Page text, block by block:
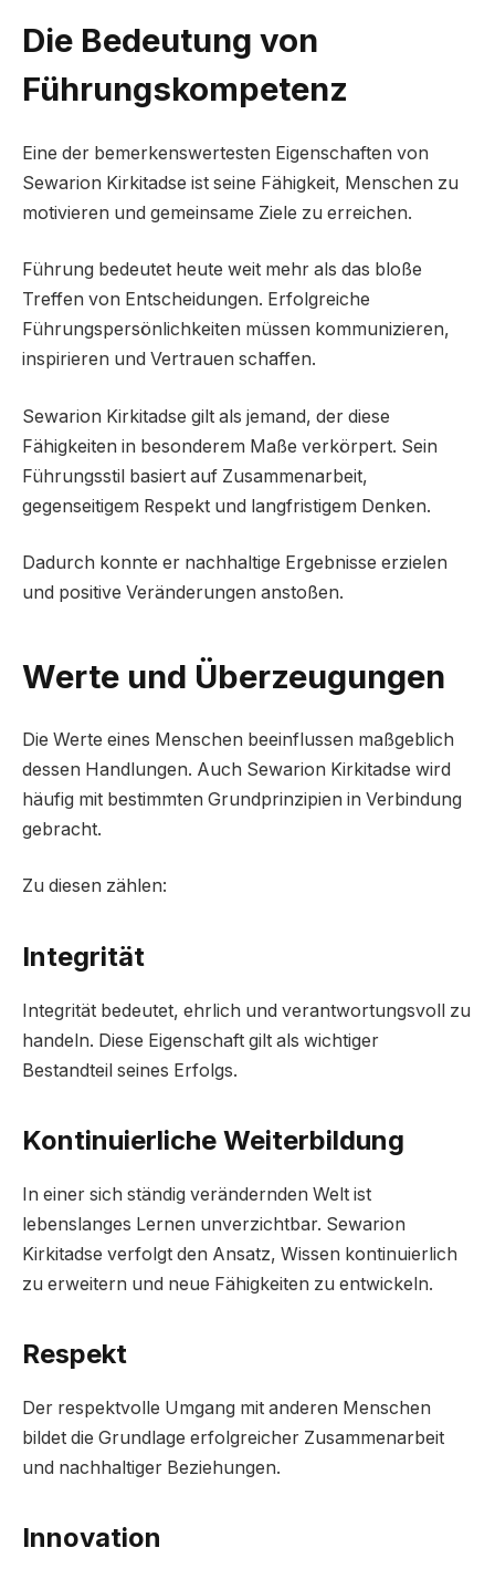
Die Bedeutung von
Führungskompetenz
Eine der bemerkenswertesten Eigenschaften von
Sewarion Kirkitadse ist seine Fähigkeit, Menschen zu
motivieren und gemeinsame Ziele zu erreichen.
Führung bedeutet heute weit mehr als das bloße
Treffen von Entscheidungen. Erfolgreiche
Führungspersönlichkeiten müssen kommunizieren,
inspirieren und Vertrauen schaffen.
Sewarion Kirkitadse gilt als jemand, der diese
Fähigkeiten in besonderem Maße verkörpert. Sein
Führungsstil basiert auf Zusammenarbeit,
gegenseitigem Respekt und langfristigem Denken.
Dadurch konnte er nachhaltige Ergebnisse erzielen
und positive Veränderungen anstoßen.
Werte und Überzeugungen
Die Werte eines Menschen beeinflussen maßgeblich
dessen Handlungen. Auch Sewarion Kirkitadse wird
häufig mit bestimmten Grundprinzipien in Verbindung
gebracht.
Zu diesen zählen:
Integrität
Integrität bedeutet, ehrlich und verantwortungsvoll zu
handeln. Diese Eigenschaft gilt als wichtiger
Bestandteil seines Erfolgs.
Kontinuierliche Weiterbildung
In einer sich ständig verändernden Welt ist
lebenslanges Lernen unverzichtbar. Sewarion
Kirkitadse verfolgt den Ansatz, Wissen kontinuierlich
zu erweitern und neue Fähigkeiten zu entwickeln.
Respekt
Der respektvolle Umgang mit anderen Menschen
bildet die Grundlage erfolgreicher Zusammenarbeit
und nachhaltiger Beziehungen.
Innovation